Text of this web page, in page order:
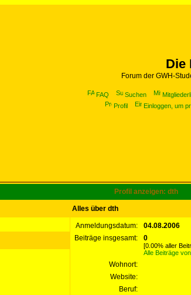
Die
Forum der GWH-
FAQ Suchen
Profil
Einloggen, um
Profil anzeigen: dth
Alles über dth
Anmeldungsdatum:
04.08.2006
Beiträge insgesamt:
0
[0.00% aller
Alle Beiträge
Wohnort:
Website:
Beruf: